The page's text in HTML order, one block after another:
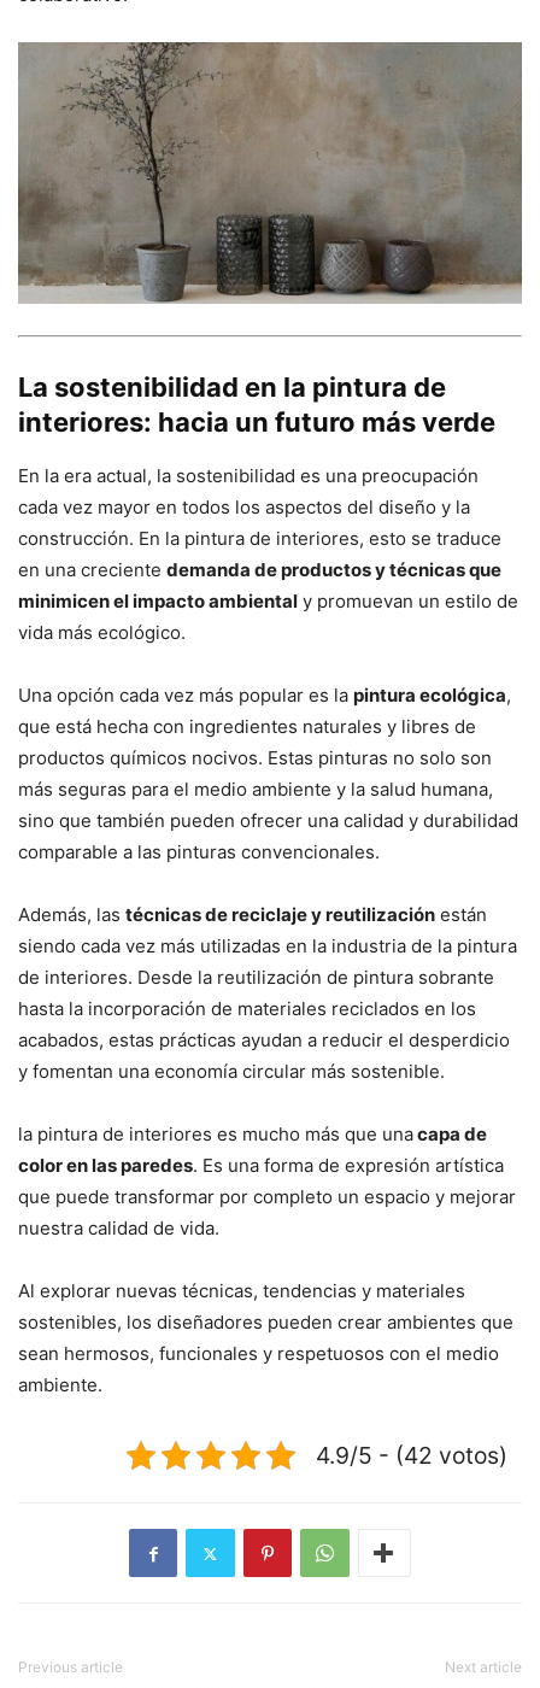
La sostenibilidad en la pintura de
interiores: hacia un futuro más verde
En la era actual, la sostenibilidad es una preocupación
cada vez mayor en todos los aspectos del diseño y la
construcción. En la pintura de interiores, esto se traduce
en una creciente demanda de productos y técnicas que
minimicen el impacto ambiental y promuevan un estilo de
vida más ecológico.
Una opción cada vez más popular es la pintura ecológica,
que está hecha con ingredientes naturales y libres de
productos químicos nocivos. Estas pinturas no solo son
más seguras para el medio ambiente y la salud humana,
sino que también pueden ofrecer una calidad y durabilidad
comparable a las pinturas convencionales.
Además, las técnicas de reciclaje y reutilización están
siendo cada vez más utilizadas en la industria de la pintura
de interiores. Desde la reutilización de pintura sobrante
hasta la incorporación de materiales reciclados en los
acabados, estas prácticas ayudan a reducir el desperdicio
y fomentan una economía circular más sostenible.
la pintura de interiores es mucho más que unacapa de
color en las paredes. Es una forma de expresión artística
que puede transformar por completo un espacio y mejorar
nuestra calidad de vida.
Al explorar nuevas técnicas, tendencias y materiales
sostenibles, los diseñadores pueden crear ambientes que
sean hermosos, funcionales y respetuosos con el medio
ambiente.
4.9/5 - (42 votos)
Previous article Next article